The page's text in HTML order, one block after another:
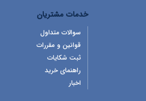
خدمات مشتریان
سوالات متداول
قوانین و مقررات
ثبت شکایات
راهنمای خرید
اخبار